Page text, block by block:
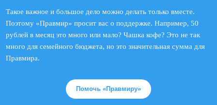
Такое важное и большое дело можно делать только вместе.
Поэтому «Правмир» просит вас о поддержке. Например, 50
рублей в месяц это много или мало? Чашка кофе? Это не так
много для семейного бюджета, но это значительная сумма для
Правмира.
Помочь «Правмиру»